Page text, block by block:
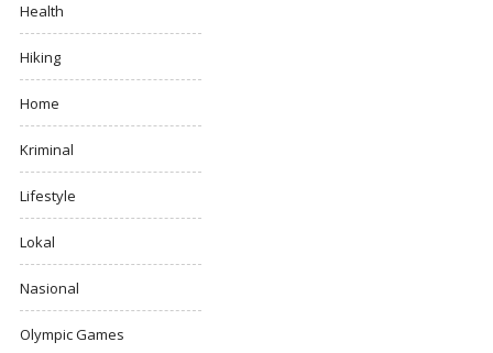
Health
Hiking
Home
Kriminal
Lifestyle
Lokal
Nasional
Olympic Games